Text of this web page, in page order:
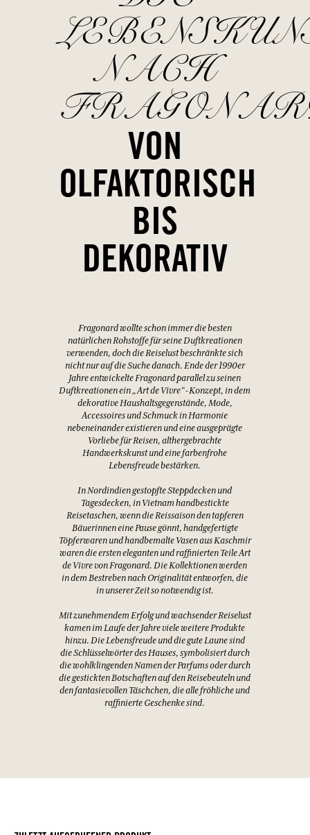
NACH
VON
OLFAKTORISCH
BIS
DEKORATIV
Fragonard wollte schon immer die besten
natürlichen Rohstoffe für seine Duftkreationen
verwenden, doch die Reiselust beschränkte sich
nicht nur auf die Suche danach. Ende der 1990er
Jahre entwickelte Fragonard parallel zu seinen
Duftkreationen ein „Art de Vivre“-Konzept, in dem
dekorative Haushaltsgegenstände, Mode,
Accessoires und Schmuck in Harmonie
nebeneinander existieren und eine ausgeprägte
Vorliebe für Reisen, althergebrachte
Handwerkskunst und eine farbenfrohe
Lebensfreude bestärken.
In Nordindien gestopfte Steppdecken und
Tagesdecken, in Vietnam handbestickte
Reisetaschen, wenn die Reissaison den tapferen
Bäuerinnen eine Pause gönnt, handgefertigte
Töpferwaren und handbemalte Vasen aus Kaschmir
waren die ersten eleganten und raffinierten Teile Art
de Vivre von Fragonard. Die Kollektionen werden
in dem Bestreben nach Originalität entworfen, die
in unserer Zeit so notwendig ist.
Mit zunehmendem Erfolg und wachsender Reiselust
kamen im Laufe der Jahre viele weitere Produkte
hinzu. Die Lebensfreude und die gute Laune sind
die Schlüsselwörter des Hauses, symbolisiert durch
die wohlklingenden Namen der Parfums oder durch
die gestickten Botschaften auf den Reisebeuteln und
den fantasievollen Täschchen, die alle fröhliche und
raffinierte Geschenke sind.